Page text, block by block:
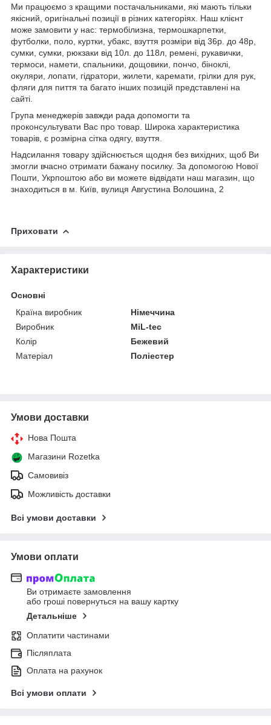
Ми працюємо з кращими постачальниками, які мають тільки
якісний, оригінальні позиції в різних категоріях. Наш клієнт
може замовити у нас: термобілизна, термошкарпетки,
футболки, поло, куртки , убакс, взуття розміри від 36р. до 48р,
сумки, сумки, рюкзаки від 10л. до 118л, ремені, рукавички,
термоси, намети , спальники, дощовики, пончо, біноклі
окуляри, лопати, гідратори, жилети, каремати, грілки для рук,
фляги для пиття та багато інших позицій представлені на
сайті.
Група менеджерів завжди рада допомогти та
проконсультувати Вас про товар. Широка характеристика
товарів, є розмірна сітка одягу, взуття.
Надсилання товару здійснюється щодня без вихідних, щоб Ви
змогли вчасно отримати бажану посилку. За допомогою Нової
Пошти, Укрпоштою або ви можете відвідати наш магазин, що
знаходиться в м. Київ, вулиця Августина Волошина, 2
Приховати
Характеристики
Основні
Країна виробник
Німеччина
Виробник
MiL-tec
Колір
Бежевий
Матеріал
Поліестер
Умови доставки
Нова Пошта
Магазини Rozetka
Самовивіз
Можливість доставки
Всі умови доставки
Умови оплати
Ви отримаєте замовлення
або гроші повернуться на вашу картку
Детальніше
Оплатити частинами
Післяплата
Оплата на рахунок
Всі умови оплати